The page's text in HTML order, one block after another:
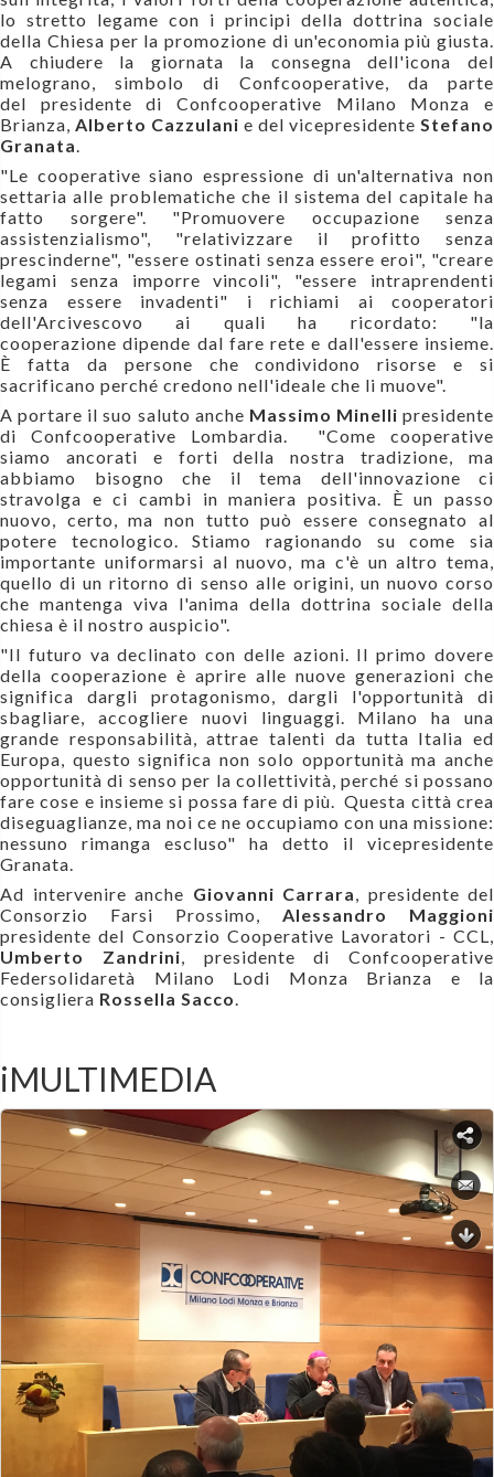
lo stretto legame con i principi della dottrina sociale
della Chiesa per la promozione di un'economia più giusta.
A chiudere la giornata la consegna dell'icona del
melograno, simbolo di Confcooperative, da parte
del presidente di Confcooperative Milano Monza e
Brianza, Alberto Cazzulani e del vicepresidente Stefano
Granata.
"Le cooperative siano espressione di un'alternativa non
settaria alle problematiche che il sistema del capitale ha
fatto sorgere". "Promuovere occupazione senza
assistenzialismo", "relativizzare il profitto senza
prescinderne", "essere ostinati senza essere eroi", "creare
legami senza imporre vincoli", "essere intraprendenti
senza essere invadenti" i richiami ai cooperatori
dell'Arcivescovo ai quali ha ricordato: "la
cooperazionedipende dal fare rete e dall'essere insieme.
È fatta da persone che condividono risorse e si
sacrificano perché credono nell'ideale che li muove".
A portare il suo saluto anche Massimo Minelli presidente
di Confcooperative Lombardia. "Come cooperative
siamo ancorati e forti della nostra tradizione, ma
abbiamo bisogno che il tema dell'innovazione ci
stravolga e ci cambi in maniera positiva. È un passo
nuovo, certo, ma non tutto può essere consegnato al
potere tecnologico. Stiamo ragionando su come sia
importante uniformarsi al nuovo, ma c'è un altro tema,
quello di un ritorno di senso alle origini, un nuovo corso
che mantenga viva l'anima della dottrina sociale della
chiesa è il nostro auspicio".
"Il futuro va declinato con delle azioni. Il primo dovere
della cooperazione è aprire alle nuove generazioni che
significa dargli protagonismo, dargli l'opportunità di
sbagliare, accogliere nuovi linguaggi. Milano ha una
grande responsabilità, attrae talenti da tutta Italia ed
Europa, questo significa non solo opportunità ma anche
opportunità di senso per la collettività, perché si possano
fare cose e insieme si possa fare di più. Questa città crea
diseguaglianze, ma noi ce ne occupiamo con una missione:
nessuno rimanga escluso" ha detto il vicepresidente
Granata.
Ad intervenire anche Giovanni Carrara, presidente del
Consorzio Farsi Prossimo, Alessandro Maggioni
presidente del Consorzio Cooperative Lavoratori - CCL,
Umberto Zandrini, presidente di Confcooperative
Federsolidaretà Milano Lodi Monza Brianza e la
consigliera Rossella Sacco.
iMULTIMEDIA